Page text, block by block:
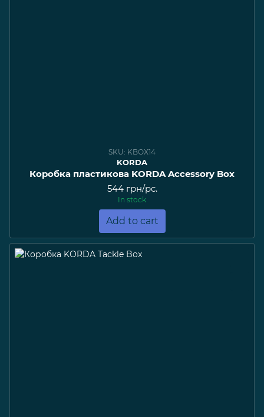
SKU: KBOX14
KORDA
Коробка пластикова KORDA Accessory Box
544 грн/pc.
In stock
Add to cart